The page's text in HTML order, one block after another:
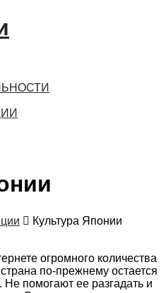
 Культура Японии
огромного количества
по-прежнему остается
помогают ее разгадать и